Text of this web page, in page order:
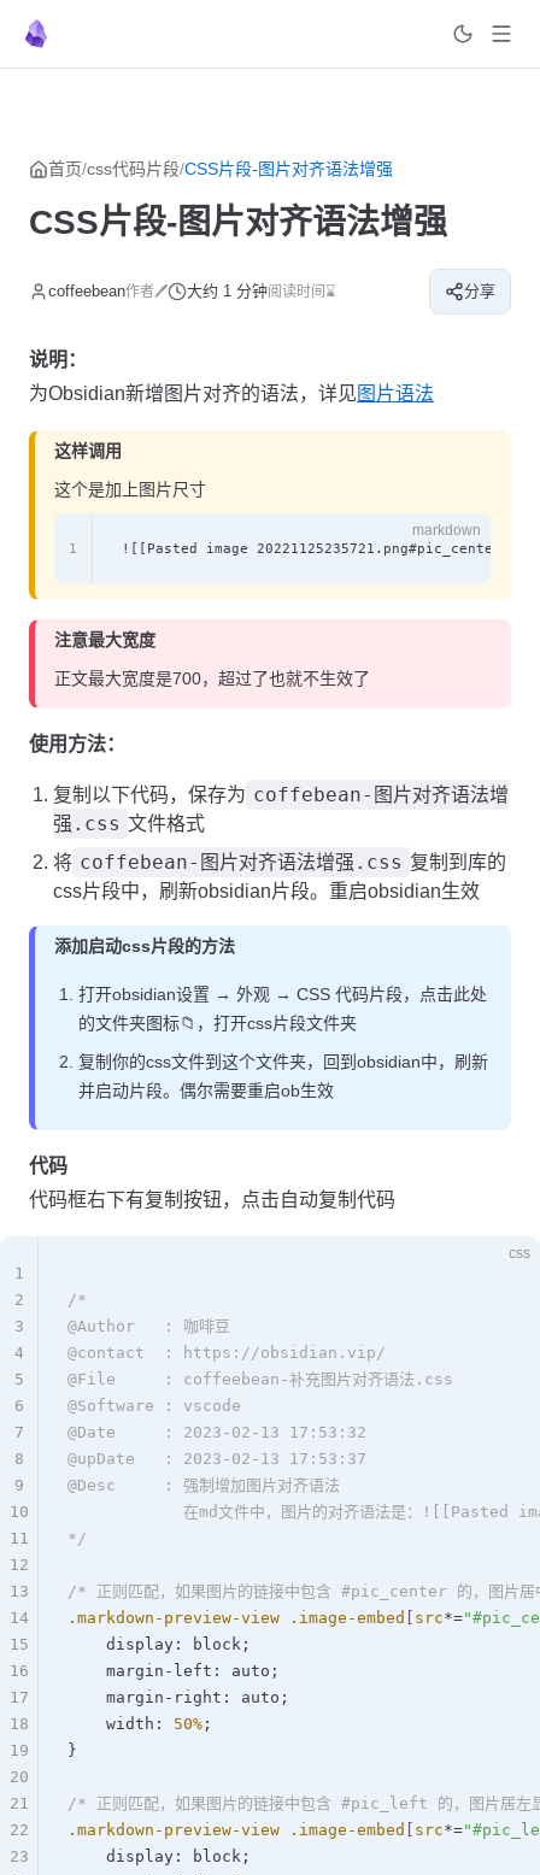
Skip to content 返回顶部
首页/css代码片段/CSS片段-图片对齐语法增强
CSS片段-图片对齐语法增强
coffeebean作者🖊 大约 1 分钟阅读时间⌛ 分享
说明：
为Obsidian新增图片对齐的语法，详见 图片语法
这样调用
这个是加上图片尺寸
markdown
![[Pasted image
1
注意最大宽度
正文最大宽度是700，超过了也就不生效了
使用方法：
复制以下代码，保存为 coffebean-图片对齐语法增
强.css 文件格式
将 coffebean-图片对齐语法增强.css 复制到库的
css片段中，刷新obsidian片段。重启obsidian生效
添加启动css片段的方法
打开obsidian设置 → 外观 → CSS 代码片段，点击此处
的文件夹图标📁，打开css片段文件夹
复制你的css文件到这个文件夹，回到obsidian中，刷新
并启动片段。偶尔需要重启ob生效
代码
代码框右下有复制按钮，点击自动复制代码
css
/*
@Author   : 咖啡豆
@contact  : https://obsidian.vip/
@File     : coffeebean-补充图片对齐语法.css
@Software : vscode
@Date     : 2023-02-13 17:53:32
@upDate   : 2023-02-13 17:53:37
@Desc     : 强制增加图片对齐语法
在md文件中，图片的对齐语法是：
*/
/* 正则匹配，如果图片的链接中包含 #pic_center 的，图片
.markdown-preview-view .image-embed src*=
    display:
block ;
    margin-left:
auto ;
    margin-right:
auto ;
    width:
50% ;
}
/* 正则匹配，如果图片的链接中包含 #pic_left 的，图片居
.markdown-preview-view .image-embed src*=
    display:
block ;
1
2
3
4
5
6
7
8
9
10
11
12
13
14
15
16
17
18
19
20
21
22
23